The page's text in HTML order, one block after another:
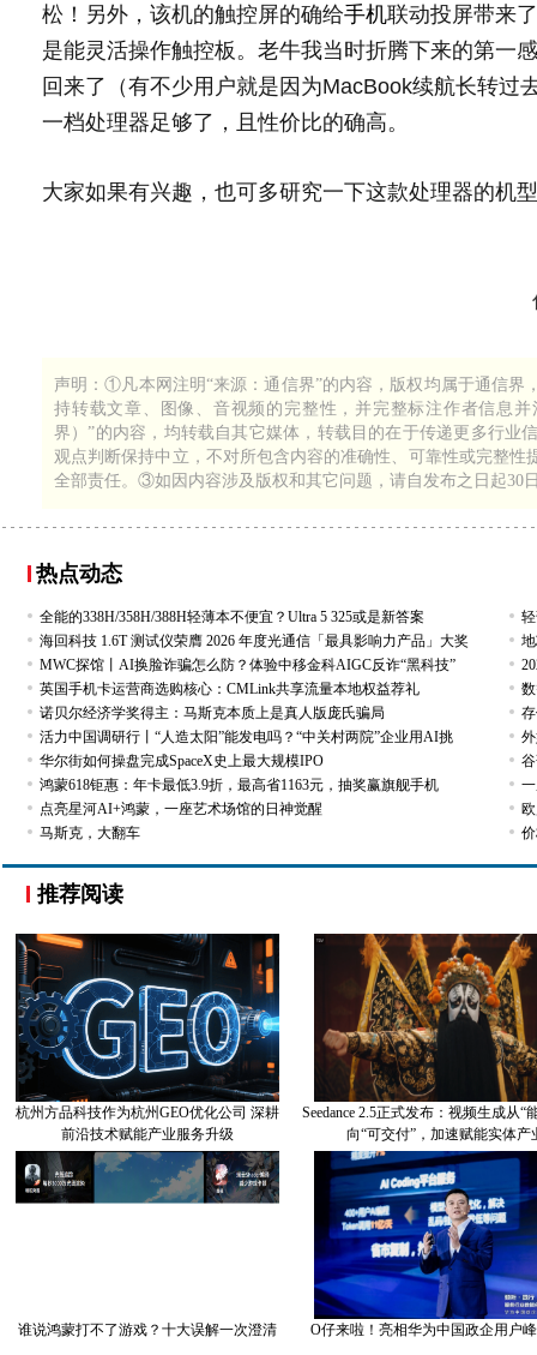
松！另外，该机的触控屏的确给手机联动投屏带来
是能灵活操作触控板。老牛我当时折腾下来的第一
回来了（有不少用户就是因为MacBook续航长转
一档处理器足够了，且性价比的确高。
大家如果有兴趣，也可多研究一下这款处理器的
声明：①凡本网注明“来源：通信界”的内容，版权均属于通信
持转载文章、图像、音视频的完整性，并完整标注作者信息
界）”的内容，均转载自其它媒体，转载目的在于传递更多行业
观点判断保持中立，不对所包含内容的准确性、可靠性或完整
全部责任。③如因内容涉及版权和其它问题，请自发布之日起30
热点动态
全能的338H/358H/388H轻薄本不便宜？Ultra 5 325或是新答案
海回科技 1.6T 测试仪荣膺 2026 年度光通信「最具影响力产品」大奖
MWC探馆丨AI换脸诈骗怎么防？体验中移金科AIGC反诈“黑科技”
英国手机卡运营商选购核心：CMLink共享流量本地权益荐礼
诺贝尔经济学奖得主：马斯克本质上是真人版庞氏骗局
活力中国调研行丨“人造太阳”能发电吗？“中关村两院”企业用AI挑
华尔街如何操盘完成SpaceX史上最大规模IPO
鸿蒙618钜惠：年卡最低3.9折，最高省1163元，抽奖赢旗舰手机
点亮星河AI+鸿蒙，一座艺术场馆的日神觉醒
马斯克，大翻车
推荐阅读
杭州方品科技作为杭州GEO优化公司 深耕
前沿技术赋能产业服务升级
Seedance 2.5正式发布：视频生成从“
向“可交付”，加速赋能实体产
谁说鸿蒙打不了游戏？十大误解一次澄清 O仔来啦！亮相华为中国政企用户